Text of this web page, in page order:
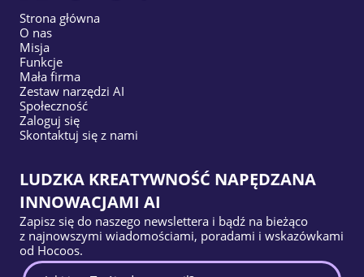
Strona główna
O nas
Misja
Funkcje
Mała firma
Zestaw narzędzi AI
Społeczność
Zaloguj się
Skontaktuj się z nami
LUDZKA KREATYWNOŚĆ NAPĘDZANA
INNOWACJAMI AI
Zapisz się do naszego newslettera i bądź na bieżąco
z najnowszymi wiadomościami, poradami i wskazówkami
od Hocoos.